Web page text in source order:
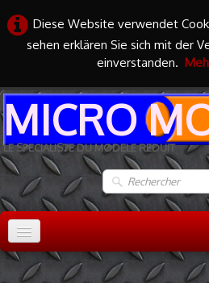
Diese Website verwendet
sehen erklären Sie sich mit der
einverstanden.
MICRO
LE SPECIALISTE DU MODELE REDUIT
Accueil